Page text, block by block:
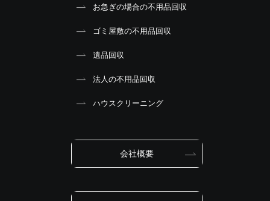
お急ぎの場合の不用品回収
ゴミ屋敷の不用品回収
遺品回収
法人の不用品回収
ハウスクリーニング
会社概要